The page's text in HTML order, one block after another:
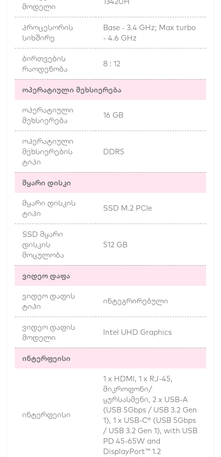
მოდელი
პროცესორის
სიხშირე
Base - 3.4 GHz; Max turbo
- 4.6 GHz
ბირთვების
რაოდენობა
8 : 12
ოპერატიული მეხსიერება
ოპერატიული
მეხსიერება
16 GB
ოპერატიული
მეხსიერების
ტიპი
DDR5
მყარი დისკი
მყარი დისკის
ტიპი
SSD M.2 PCIe
SSD მყარი
დისკის
მოცულობა
512 GB
ვიდეო დაფა
ვიდეო დაფის
ტიპი
ინტეგრირებული
ვიდეო დაფის
მოდელი
Intel UHD Graphics
ინტერფეისი
ინტერფეისი
1 x HDMI, 1 x RJ-45,
მიკროფონი/
ყურსასმენი, 2 x USB-A
(USB 5Gbps / USB 3.2 Gen
1), 1 x USB-C® (USB 5Gbps
/ USB 3.2 Gen 1), with USB
PD 45-65W and
DisplayPort™ 1.2